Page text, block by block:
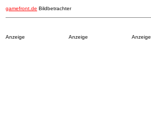
gamefront.de Bildbetrachter
Anzeige Anzeige Anzeige